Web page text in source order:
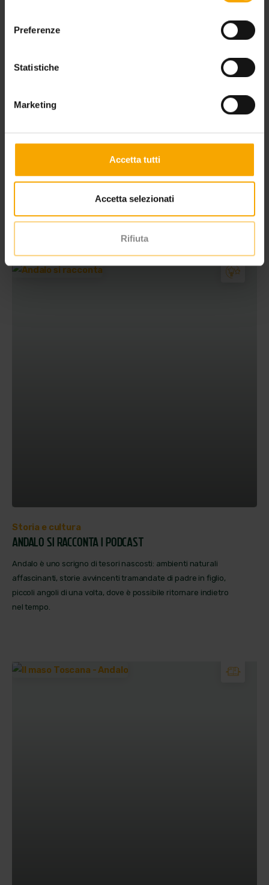
Preferenze
Statistiche
Marketing
Accetta tutti
Accetta selezionati
Rifiuta
Storia e cultura
ANDALO SI RACCONTA I PODCAST
Andalo è uno scrigno di tesori nascosti: ambienti naturali
affascinanti, storie avvincenti tramandate di padre in figlio,
piccoli angoli di una volta, dove è possibile ritornare indietro
nel tempo.